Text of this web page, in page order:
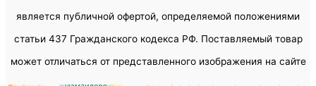
является публичной офертой, определяемой положениями
статьи 437 Гражданского кодекса РФ. Поставляемый товар
может отличаться от представленного изображения на сайте